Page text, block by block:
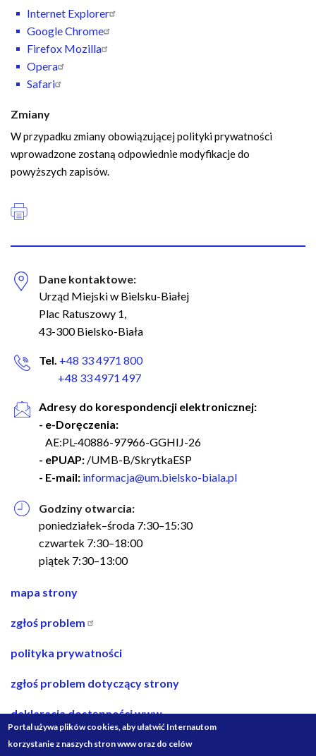
Internet Explorer
Google Chrome
Firefox Mozilla
Opera
Safari
Zmiany
W przypadku zmiany obowiązującej polityki prywatności
wprowadzone zostaną odpowiednie modyfikacje do
powyższych zapisów.
Dane kontaktowe:
Urząd Miejski w Bielsku-Białej
Plac Ratuszowy 1,
43-300 Bielsko-Biała
Tel. +48 33 4971 800
+48 33 4971 497
Adresy do korespondencji elektronicznej:
- e-Doręczenia:
AE:PL-40886-97966-GGHIJ-26
- ePUAP: /UMB-B/SkrytkaESP
- E-mail: informacja@um.bielsko-biala.pl
Godziny otwarcia:
poniedziałek–środa 7:30–15:30
czwartek 7:30–18:00
piątek 7:30–13:00
nawigacja
stopce
mapa strony
zgłoś problem
polityka prywatności
zgłoś problem dotyczący strony
deklaracja dostępności www
deklaracja dostępności bip
Portal używa plików cookies, aby ułatwić Internautom
korzystanie z naszych stron www oraz do celów